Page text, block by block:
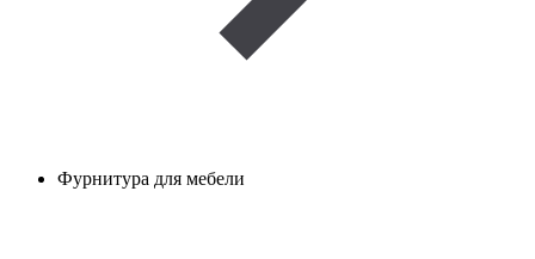
Фурнитура для мебели